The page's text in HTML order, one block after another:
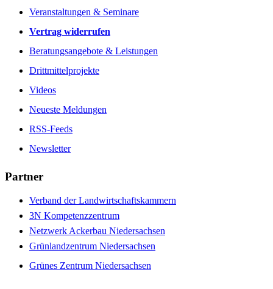
Veranstaltungen & Seminare
Vertrag widerrufen
Beratungsangebote & Leistungen
Drittmittelprojekte
Videos
Neueste Meldungen
RSS-Feeds
Newsletter
Partner
Verband der Landwirtschaftskammern
3N Kompetenzzentrum
Netzwerk Ackerbau Niedersachsen
Grünlandzentrum Niedersachsen
Grünes Zentrum Niedersachsen